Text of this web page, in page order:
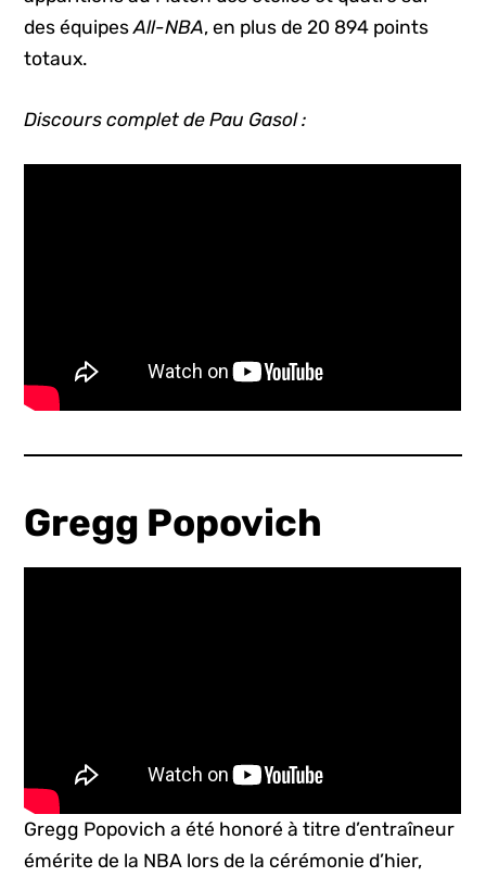
des équipesAll-NBA, en plus de 20 894 points
totaux.
Discours complet de Pau Gasol :
Gregg Popovich
Gregg Popovich a été honoré à titre d’entraîneur
émérite de la NBA lors de la cérémonie d’hier,